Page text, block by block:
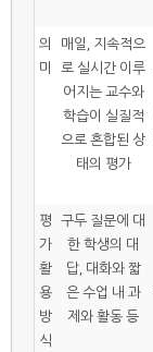
의
미
매일, 지속적으
로 실시간 이루
어지는 교수와
학습이 실질적
으로 혼합된 상
태의 평가
평
가
활
용
방
식
구두 질문에 대
한 학생의 대
답, 대화와 짧
은 수업 내 과
제와 활동 등